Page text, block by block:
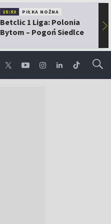
15:53 PIŁKA NOŻNA
Betclic 1 Liga: Polonia
Bytom – Pogoń Siedlce
▶